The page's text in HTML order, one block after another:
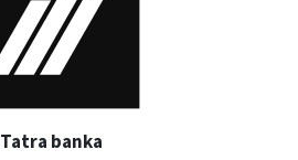
Tatra banka